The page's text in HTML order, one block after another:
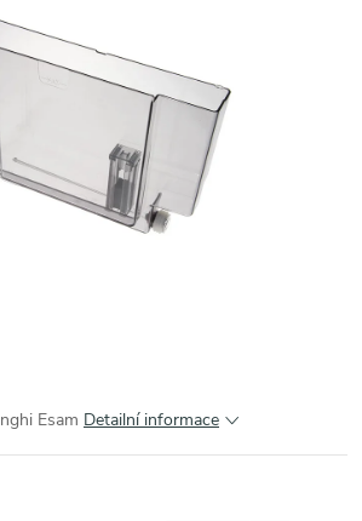
Esam Detailní informace